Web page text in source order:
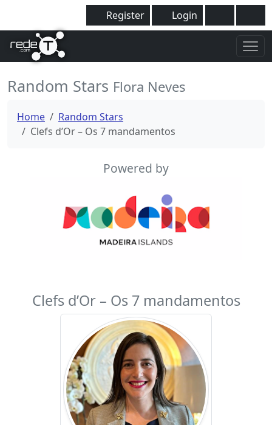
Register Login
Random Stars Flora Neves
Home
Random Stars
Clefs d’Or – Os 7 mandamentos
Powered by
Clefs d’Or – Os 7 mandamentos